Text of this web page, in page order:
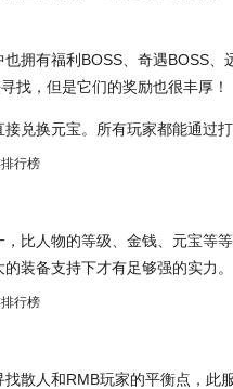
拥有福利BOSS、奇遇BOSS、
找，但是它们的奖励也很丰厚！
兑换元宝。所有玩家都能通过
比人物的等级、金钱、元宝等
装备支持下才有足够强的实力。
散人和RMB玩家的平衡点，此